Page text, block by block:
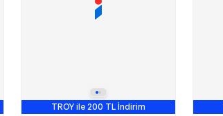
TROY ile 200 TL İndirim